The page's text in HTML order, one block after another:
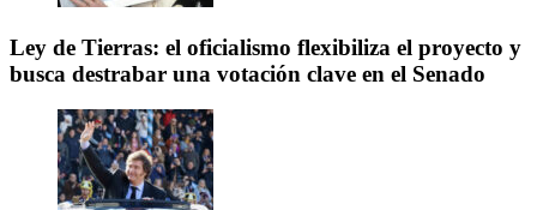
Ley de Tierras: el oficialismo flexibiliza el proyecto y
busca destrabar una votación clave en el Senado